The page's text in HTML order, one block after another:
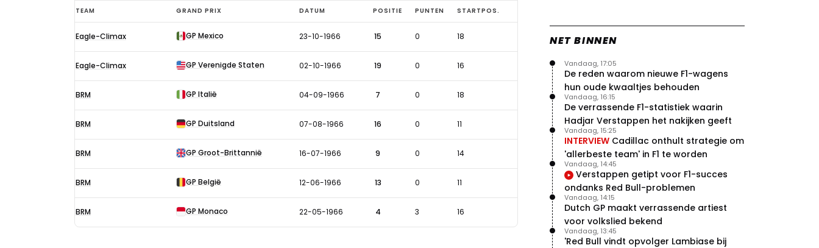
Bob
Bondurant
F1-
uitslagen
1966
TEAM GRAND PRIX DATUM POSITIE PUNTEN STARTPOS.
Eagle-Climax GP Mexico 23-10-1966 15 0 18
Eagle-Climax GP Verenigde Staten 02-10-1966 19 0 16
BRM GP Italië 04-09-1966 7 0 18
BRM GP Duitsland 07-08-1966 16 0 11
BRM GP Groot-Brittannië 16-07-1966 9 0 14
BRM GP België 12-06-1966 13 0 11
BRM GP Monaco 22-05-1966 4 3 16
NET BINNEN
De reden waarom nieuwe F1-wagens
hun oude kwaaltjes behouden
Vandaag, 17:05
De verrassende F1-statistiek waarin
Hadjar Verstappen het nakijken geeft
Vandaag, 16:15
INTERVIEW Cadillac onthult strategie om
'allerbeste team' in F1 te worden
Vandaag, 15:25
Verstappen getipt voor F1-succes
ondanks Red Bull-problemen
Vandaag, 14:45
Dutch GP maakt verrassende artiest
voor volkslied bekend
Vandaag, 14:15
'Red Bull vindt opvolger Lambiase bij
Vandaag, 13:45